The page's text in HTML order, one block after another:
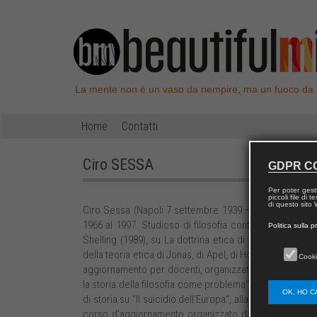
La mente non è un vaso da riempire, ma un fuoco da
Home Contatti
Ciro SESSA
Ciro Sessa (Napoli 7 settembre 1939 – 7 settembre
1966 al 1997. Studioso di filosofia contemporanea.
Shelling (1989), su La dottrina etica di Scheler, di
della teoria etica di Jonas, di Apel, di Hösle (1994). Dal
aggiornamento per docenti, organizzato dall’I.P.E. a
la storia della filosofia come problema” di Augusto
di storia su “Il suicidio dell’Europa”, alla preparazione
corso d’aggiornamento organizzato dall’I.P.E. per
GDPR
Per poter
piccoli file di
di questo sito
Politica sulla
OK, HO